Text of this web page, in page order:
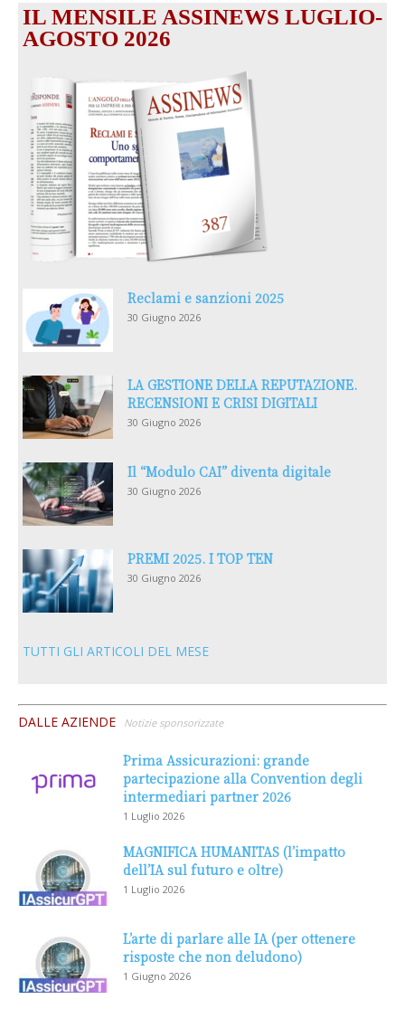
IL MENSILE ASSINEWS LUGLIO-
AGOSTO 2026
Reclami e sanzioni 2025
30 Giugno 2026
LA GESTIONE DELLA REPUTAZIONE.
RECENSIONI E CRISI DIGITALI
30 Giugno 2026
Il “Modulo CAI” diventa digitale
30 Giugno 2026
PREMI 2025. I TOP TEN
30 Giugno 2026
TUTTI GLI ARTICOLI DEL MESE
DALLE AZIENDE Notizie sponsorizzate
Prima Assicurazioni: grande
partecipazione alla Convention degli
intermediari partner 2026
1 Luglio 2026
MAGNIFICA HUMANITAS (l’impatto
dell’IA sul futuro e oltre)
1 Luglio 2026
L’arte di parlare alle IA (per ottenere
risposte che non deludono)
1 Giugno 2026